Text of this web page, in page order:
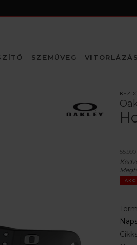
SZEMÜVEG VITORLÁZÁS